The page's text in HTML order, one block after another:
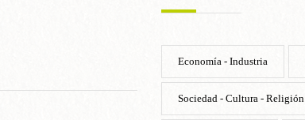
Economía - Industria
Sociedad - Cultura - Religión